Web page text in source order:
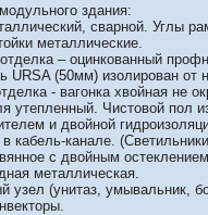
здания:
сварной. Углы
металлические.
– оцинкованный
URSA (50мм) изолирован от
- вагонка хвойная не
утепленный. Чистовой пол
и двойной
кабель-канале.
с двойным остеклением.
металлическая.
узел (унитаз, умывальник,